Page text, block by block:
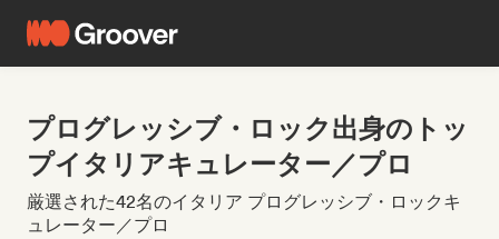
プログレッシブ・ロック出身のトッ
プイタリアキュレーター／プロ
厳選された42名のイタリア プログレッシブ・ロックキ
ュレーター／プロ